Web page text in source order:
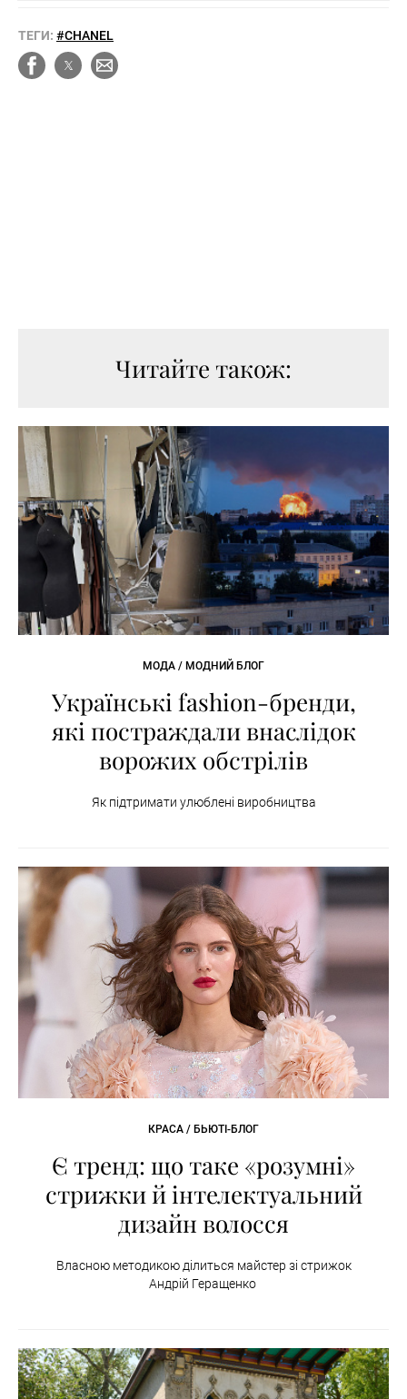
ТЕГИ: #CHANEL
Читайте також:
МОДА / МОДНИЙ БЛОГ
Українські fashion-бренди,
які постраждали внаслідок
ворожих обстрілів
Як підтримати улюблені виробництва
КРАСА / БЬЮТІ-БЛОГ
Є тренд: що таке «розумні»
стрижки й інтелектуальний
дизайн волосся
Власною методикою ділиться майстер зі стрижок
Андрій Геращенко